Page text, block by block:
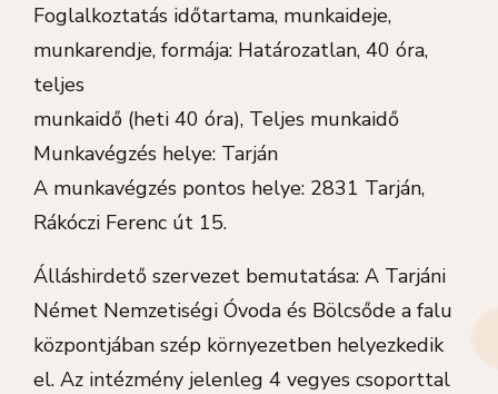
Foglalkoztatás időtartama, munkaideje,
munkarendje, formája: Határozatlan, 40 óra,
teljes
munkaidő (heti 40 óra), Teljes munkaidő
Munkavégzés helye: Tarján
A munkavégzés pontos helye: 2831 Tarján,
Rákóczi Ferenc út 15.
Álláshirdető szervezet bemutatása: A Tarjáni
Német Nemzetiségi Óvoda és Bölcsőde a falu
központjában szép környezetben helyezkedik
el. Az intézmény jelenleg 4 vegyes csoporttal